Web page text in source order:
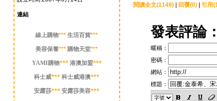
連結
線上購物*** 生活百貨***
美容保養*** 購物天堂***
YAMI購物*** 港澳加盟***
科士威*** 科士威港澳***
安露莎*** 安露莎美容***
閱讀全文(1149) 回覆(0) 引用
發表評論
暱稱：
密碼：
網站：
標題：